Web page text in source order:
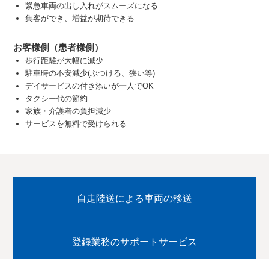
緊急車両の出し入れがスムーズになる
集客ができ、増益が期待できる
お客様側（患者様側）
歩行距離が大幅に減少
駐車時の不安減少(ぶつける、狭い等)
デイサービスの付き添いが一人でOK
タクシー代の節約
家族・介護者の負担減少
サービスを無料で受けられる
自走陸送による車両の移送
登録業務のサポートサービス